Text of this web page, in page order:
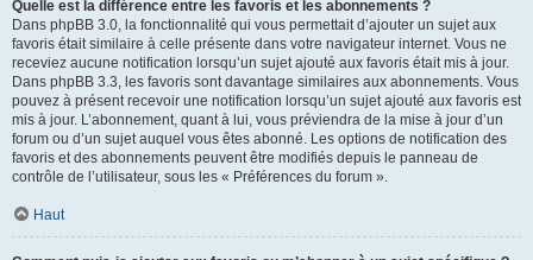
Quelle est la différence entre les favoris et les abonnements ?
Dans phpBB 3.0, la fonctionnalité qui vous permettait d’ajouter un sujet aux
favoris était similaire à celle présente dans votre navigateur internet. Vous ne
receviez aucune notification lorsqu’un sujet ajouté aux favoris était mis à jour.
Dans phpBB 3.3, les favoris sont davantage similaires aux abonnements. Vous
pouvez à présent recevoir une notification lorsqu’un sujet ajouté aux favoris est
mis à jour. L’abonnement, quant à lui, vous préviendra de la mise à jour d’un
forum ou d’un sujet auquel vous êtes abonné. Les options de notification des
favoris et des abonnements peuvent être modifiés depuis le panneau de
contrôle de l’utilisateur, sous les « Préférences du forum ».
Haut